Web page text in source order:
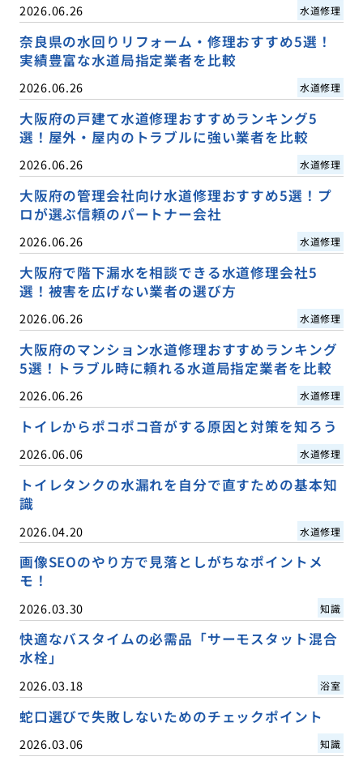
2026.06.26 水道修理
奈良県の水回りリフォーム・修理おすすめ5選！
実績豊富な水道局指定業者を比較
2026.06.26 水道修理
大阪府の戸建て水道修理おすすめランキング5
選！屋外・屋内のトラブルに強い業者を比較
2026.06.26 水道修理
大阪府の管理会社向け水道修理おすすめ5選！プ
ロが選ぶ信頼のパートナー会社
2026.06.26 水道修理
大阪府で階下漏水を相談できる水道修理会社5
選！被害を広げない業者の選び方
2026.06.26 水道修理
大阪府のマンション水道修理おすすめランキング
5選！トラブル時に頼れる水道局指定業者を比較
2026.06.26 水道修理
トイレからポコポコ音がする原因と対策を知ろう
2026.06.06 水道修理
トイレタンクの水漏れを自分で直すための基本知
識
2026.04.20 水道修理
画像SEOのやり方で見落としがちなポイントメ
モ！
2026.03.30 知識
快適なバスタイムの必需品「サーモスタット混合
水栓」
2026.03.18 浴室
蛇口選びで失敗しないためのチェックポイント
2026.03.06 知識